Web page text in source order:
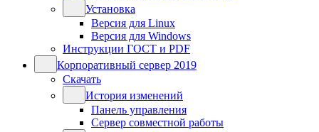
Установка
Версия для Linux
Версия для Windows
Инструкции ГОСТ и PDF
Корпоративный сервер 2019
Скачать
История изменений
Панель управления
Сервер совместной работы